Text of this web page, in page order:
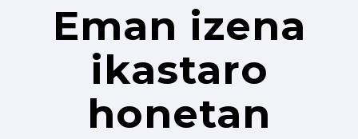
Eman izena
ikastaro
honetan